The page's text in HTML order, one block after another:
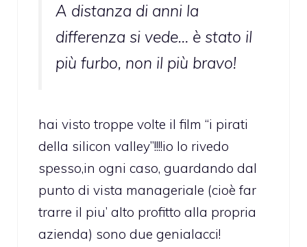
A distanza di anni la
differenza si vede… è stato il
più furbo, non il più bravo!
hai visto troppe volte il film “i pirati
della silicon valley”!!!!io lo rivedo
spesso,in ogni caso, guardando dal
punto di vista manageriale (cioè far
trarre il piu’ alto profitto alla propria
azienda) sono due genialacci!